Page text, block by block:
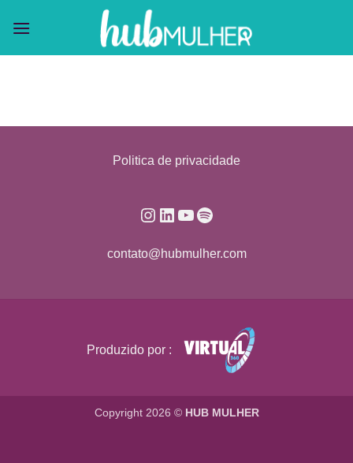
Politica de privacidade
Instagram LinkedIn Youtube Spotify
contato@hubmulher.com
Produzido por :
Copyright 2026 © HUB MULHER